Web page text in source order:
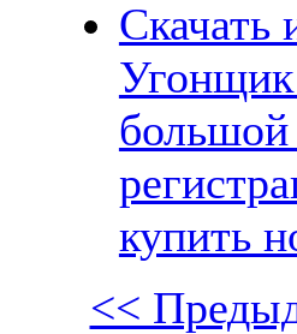
Скачать
большой
купить
<<